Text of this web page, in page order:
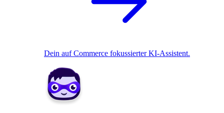
Dein auf Commerce fokussierter KI-Assistent.